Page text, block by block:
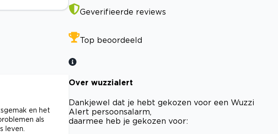
en het
als
leven.
Geverifieerde reviews
Top beoordeeld
Over wuzzialert
Dankjewel dat je hebt gekozen voor een Wuzzi
Alert persoonsalarm,
daarmee heb je gekozen voor: